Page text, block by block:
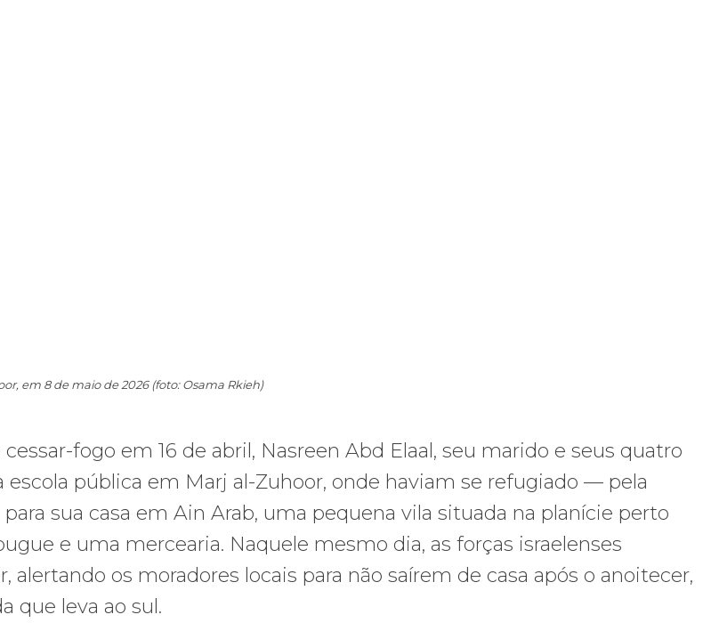
em 8 de maio de 2026 (foto: Osama Rkieh)
fogo em 16 de abril, Nasreen Abd Elaal, seu marido e seus quatro
pública em Marj al-Zuhoor, onde haviam se refugiado — pela
sua casa em Ain Arab, uma pequena vila situada na planície perto
e uma mercearia. Naquele mesmo dia, as forças israelenses
os moradores locais para não saírem de casa após o anoitecer,
que leva ao sul.